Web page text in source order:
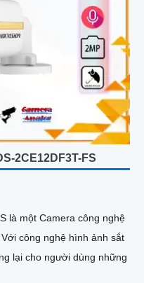
2CE12DF3T-FS
là một Camera công nghệ
lại cho người dùng những